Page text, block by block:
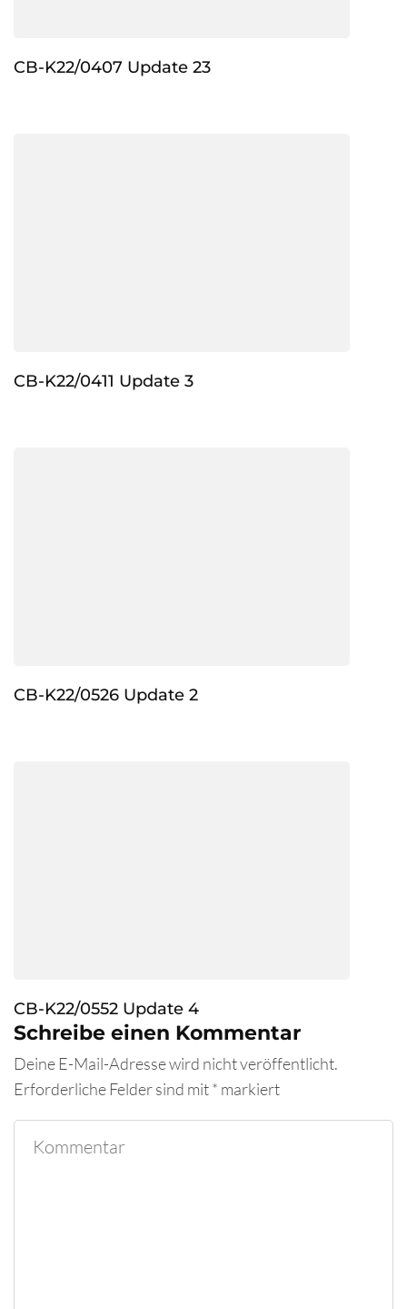
CB-K22/0407 Update 23
CB-K22/0411 Update 3
CB-K22/0526 Update 2
CB-K22/0552 Update 4
Schreibe einen Kommentar
Deine E-Mail-Adresse wird nicht veröffentlicht.
Erforderliche Felder sind mit* markiert